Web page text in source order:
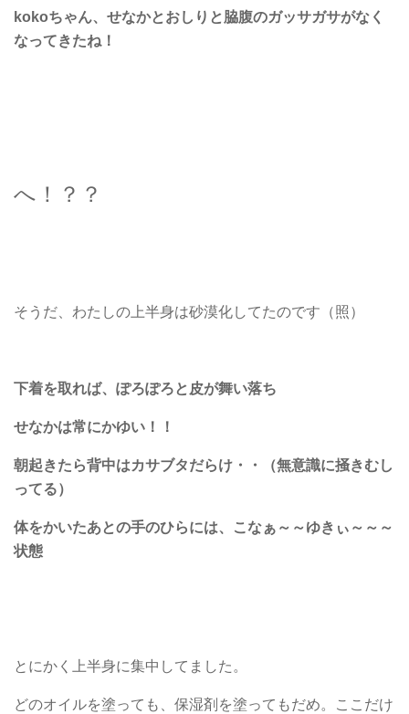
kokoちゃん、せなかとおしりと脇腹のガッサガサがなく
なってきたね！
へ！？？
そうだ、わたしの上半身は砂漠化してたのです（照）
下着を取れば、ぽろぽろと皮が舞い落ち
せなかは常にかゆい！！
朝起きたら背中はカサブタだらけ・・（無意識に掻きむし
ってる）
体をかいたあとの手のひらには、こなぁ～～ゆきぃ～～～
状態
とにかく上半身に集中してました。
どのオイルを塗っても、保湿剤を塗ってもだめ。ここだけ